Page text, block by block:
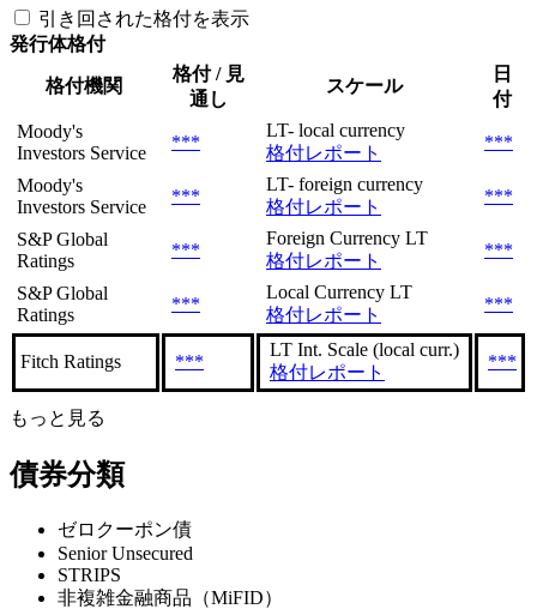
引き回された格付を表示
発行体格付
格付機関
格付 / 見
通し
スケール
日
付
Moody's
Investors Service
***
LT- local currency
格付レポート
***
Moody's
Investors Service
***
LT- foreign currency
格付レポート
***
S&P Global
Ratings
***
Foreign Currency LT
格付レポート
***
S&P Global
Ratings
***
Local Currency LT
格付レポート
***
Fitch Ratings ***
LT Int. Scale (local curr.)
格付レポート
***
もっと見る
債券分類
ゼロクーポン債
Senior Unsecured
STRIPS
非複雑金融商品（MiFID）